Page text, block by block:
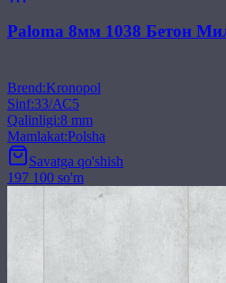
Paloma 8мм 1038 Бетон
Brend:Kronopol
Sinf:33/АС5
Qalinligi:8 mm
Mamlakat:Polsha
Savatga qo'shish
197 100 so'm